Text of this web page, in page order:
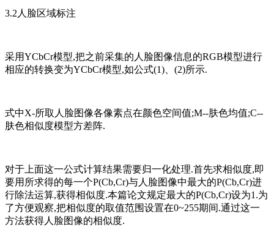
3.2人脸区域标注
采用YCbCr模型,把之前采集的人脸图像信息的RGB模型进行
相应的转换变为YCbCr模型,如公式(1)、(2)所示.
式中X-所取人脸图像各像素点在颜色空间值;M--肤色均值;C--
肤色相似度模型方差阵.
对于上面这一公式计算结果需要归一化处理.首先求相似度,即
要用所求得的每一个P(Cb,Cr)与人脸图像中最大的P(Cb,Cr)进
行除法运算,获得相似度.本篇论文规定最大的P(Cb,Cr)设为1.为
了方便观察,把相似度的取值范围设置在0~255期间.通过这一
方法获得人脸图像的相似度.